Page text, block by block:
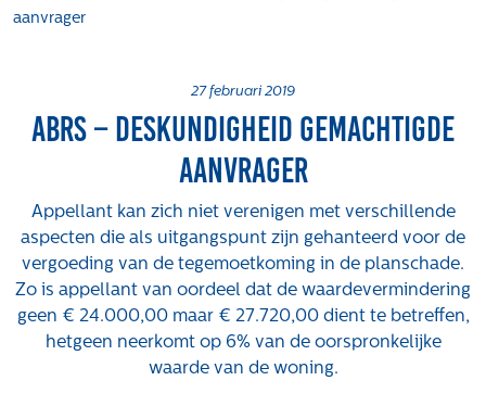
Projecten
Tender-light Amundsenstraat Valkenswaard
Concurrentiegerichte dialoog en tenderstrategie
Hoge Woerd in Ewijk
Pachtbeleid gemeente Valkenswaard: duurzame
pacht als instrument voor landbouw- en
watertransitie
Strategisch grondbeleid als motor voor
woningbouwversnelling Gemeente Vught
aanvrager
27 februari 2019
ABRS – Deskundigheid gemachtigde
aanvrager
Appellant kan zich niet verenigen met verschillende
aspecten die als uitgangspunt zijn gehanteerd voor de
vergoeding van de tegemoetkoming in de planschade.
Zo is appellant van oordeel dat de waardevermindering
geen € 24.000,00 maar € 27.720,00 dient te betreffen,
hetgeen neerkomt op 6% van de oorspronkelijke
waarde van de woning.